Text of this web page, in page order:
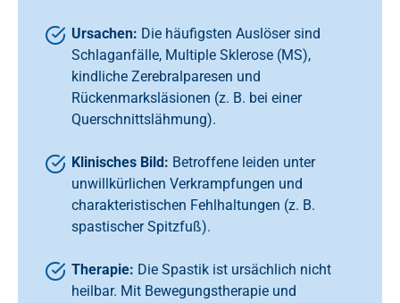
Ursachen: Die häufigsten Auslöser sind
Schlaganfälle, Multiple Sklerose (MS),
kindliche Zerebralparesen und
Rückenmarksläsionen (z. B. bei einer
Querschnittslähmung).
Klinisches Bild: Betroffene leiden unter
unwillkürlichen Verkrampfungen und
charakteristischen Fehlhaltungen (z. B.
spastischer Spitzfuß).
Therapie: Die Spastik ist ursächlich nicht
heilbar. Mit Bewegungstherapie und